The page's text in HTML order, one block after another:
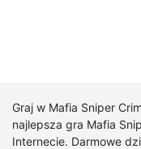
Graj w Mafia Sniper
najlepsza gra Mafia
Internecie. Darmowe